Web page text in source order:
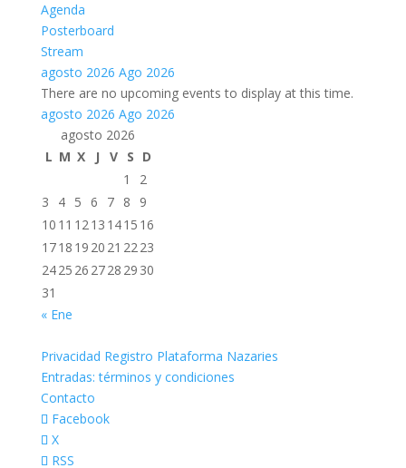
Agenda
Posterboard
Stream
agosto 2026 Ago 2026
There are no upcoming events to display at this time.
agosto 2026 Ago 2026
agosto 2026
L M X J V S D
1
2
3
4 5 6 7 8
9
10 11 1213 1415 16
1718 19 20 21 2223
2425 26 2728 29 30
31
« Ene
Privacidad Registro Plataforma Nazaries
Entradas: términos y condiciones
Contacto
Facebook
X
RSS